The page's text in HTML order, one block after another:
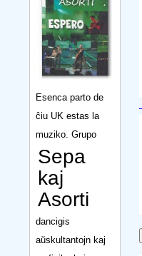
Esenca parto de
ĉiu UK estas la
muziko. Grupo
Sepa
kaj
Asorti
dancigis
aŭskultantojn kaj